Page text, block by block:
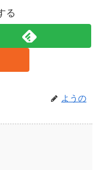
る
ようの